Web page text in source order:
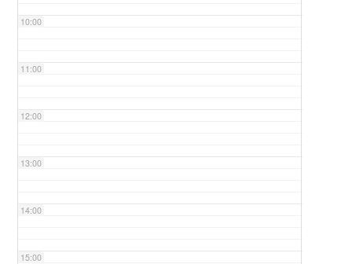
10:00
11:00
12:00
13:00
14:00
15:00